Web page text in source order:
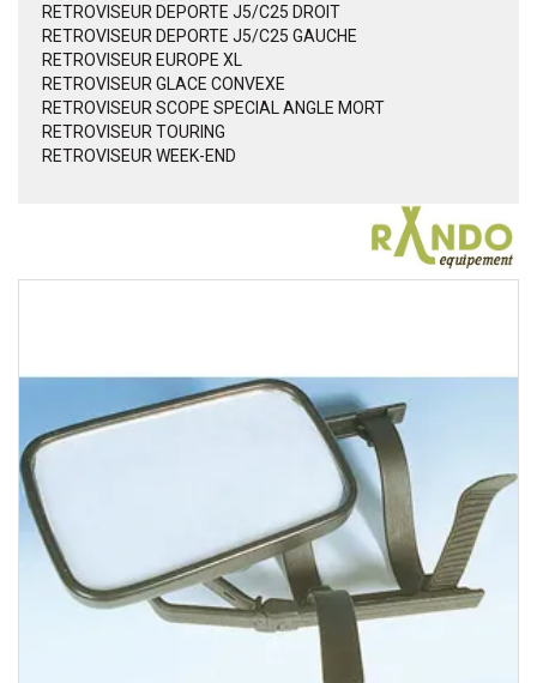
RETROVISEUR DEPORTE J5/C25 DROIT
RETROVISEUR DEPORTE J5/C25 GAUCHE
RETROVISEUR EUROPE XL
RETROVISEUR GLACE CONVEXE
RETROVISEUR SCOPE SPECIAL ANGLE MORT
RETROVISEUR TOURING
RETROVISEUR WEEK-END